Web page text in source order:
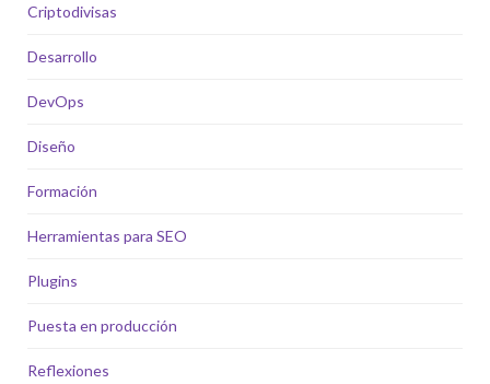
Criptodivisas
Desarrollo
DevOps
Diseño
Formación
Herramientas para SEO
Plugins
Puesta en producción
Reflexiones